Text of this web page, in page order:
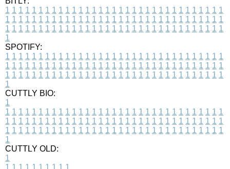
1 1 1 1 1 1 1 1 1 1 1 1 1 1 1 1 1 1 1 1 1 1 1 1 1 1 1 1 1 1 1 1 1
1 1 1 1 1 1 1 1 1 1 1 1 1 1 1 1 1 1 1 1 1 1 1 1 1 1 1 1 1 1 1 1 1
1 1 1 1 1 1 1 1 1 1 1 1 1 1 1 1 1 1 1 1 1 1 1 1 1 1 1 1 1 1 1 1 1
1
SPOTIFY:
1 1 1 1 1 1 1 1 1 1 1 1 1 1 1 1 1 1 1 1 1 1 1 1 1 1 1 1 1 1 1 1 1
1 1 1 1 1 1 1 1 1 1 1 1 1 1 1 1 1 1 1 1 1 1 1 1 1 1 1 1 1 1 1 1 1
1 1 1 1 1 1 1 1 1 1 1 1 1 1 1 1 1 1 1 1 1 1 1 1 1 1 1 1 1 1 1 1 1
1
CUTTLY BIO:
1
1 1 1 1 1 1 1 1 1 1 1 1 1 1 1 1 1 1 1 1 1 1 1 1 1 1 1 1 1 1 1 1 1
1 1 1 1 1 1 1 1 1 1 1 1 1 1 1 1 1 1 1 1 1 1 1 1 1 1 1 1 1 1 1 1 1
1 1 1 1 1 1 1 1 1 1 1 1 1 1 1 1 1 1 1 1 1 1 1 1 1 1 1 1 1 1 1 1 1
1
CUTTLY OLD:
1
1 1 1 1 1 1 1 1 1 1